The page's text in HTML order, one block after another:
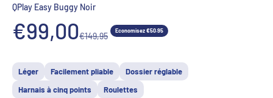
QPlay Easy Buggy Noir
Aanbiedingsprijs
€99,00Normale prijs
€149,95
Economisez €50.95
Léger Facilement pliable
Dossier réglable
Harnais à cinq points
Roulettes